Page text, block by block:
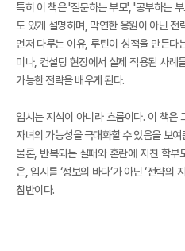
특히 이 책은 '질문하는 부모', '공부하는
도 있게 설명하며, 막연한 응원이 아닌
먼저 다루는 이유, 루틴이 성적을 만든다
미나, 컨설팅 현장에서 실제 적용된 사례
가능한 전략을 배우게 된다.
입시는 지식이 아니라 흐름이다. 이 책은
자녀의 가능성을 극대화할 수 있음을 보
물론, 반복되는 실패와 혼란에 지친 학부
은, 입시를 ‘정보의 바다’가 아닌 ‘전략의
침반이다.